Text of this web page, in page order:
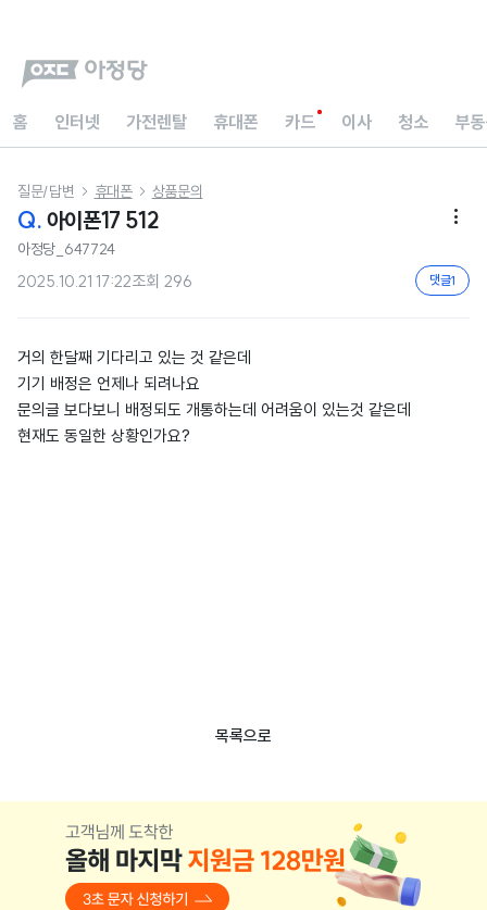
홈 인터넷 가전렌탈 휴대폰 카드 이사 청소 부
질문/답변  휴대폰  상품문의
Q. 아이폰17 512 
아정당_647724
2025.10.21 17:22조회 296 댓글1
거의 한달째 기다리고 있는 것 같은데
기기 배정은 언제나 되려나요
문의글 보다보니 배정되도 개통하는데 어려움이 있는것 같은데
현재도 동일한 상황인가요?
목록으로